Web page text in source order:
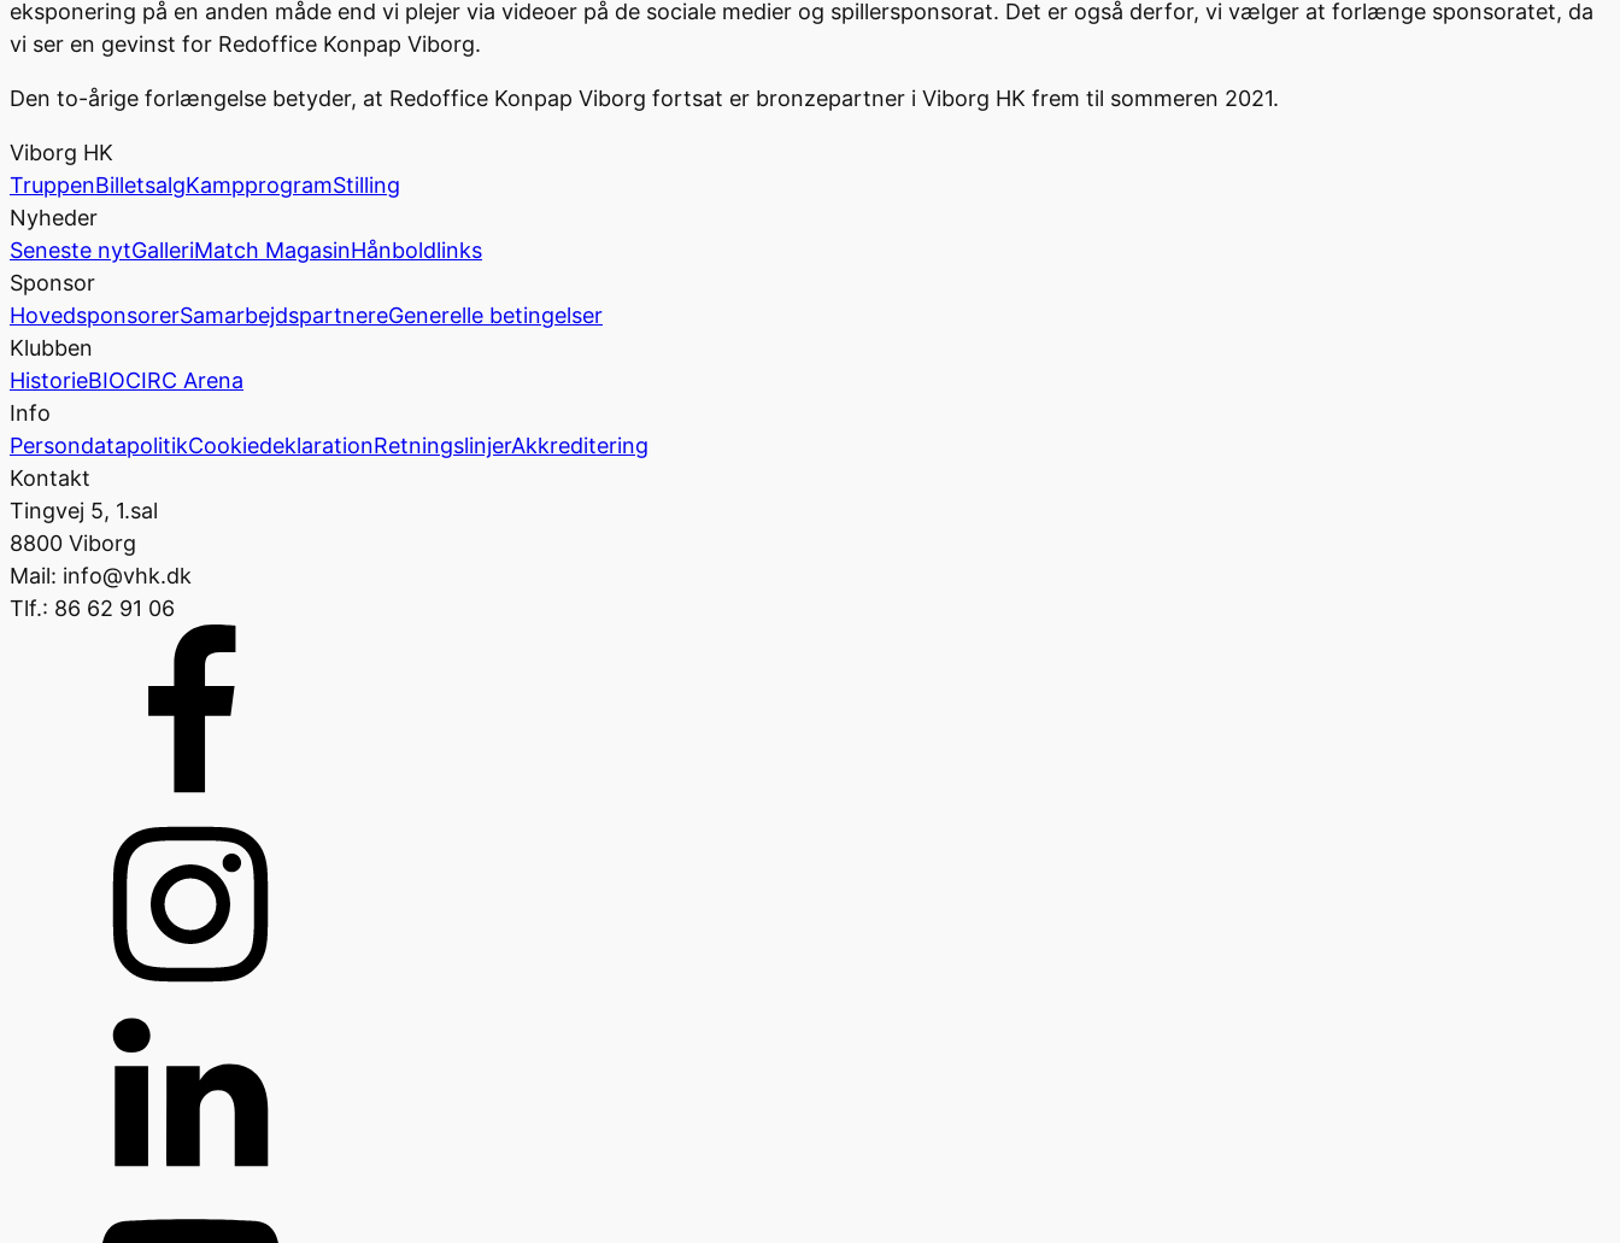
eksponering på en anden måde end vi plejer via videoer på de sociale medier og spillersponsorat. Det er også derfor, vi vælger at forlænge sponsoratet, da
vi ser en gevinst for Redoffice Konpap Viborg.
Den to-årige forlængelse betyder, at Redoffice Konpap Viborg fortsat er bronzepartner i Viborg HK frem til sommeren 2021.
Viborg HK
TruppenBilletsalgKampprogramStilling
Nyheder
Seneste nytGalleriMatch MagasinHånboldlinks
Sponsor
HovedsponsorerSamarbejdspartnereGenerelle betingelser
Klubben
HistorieBIOCIRC Arena
Info
PersondatapolitikCookiedeklarationRetningslinjerAkkreditering
Kontakt
Tingvej 5, 1.sal
8800 Viborg
Mail: info@vhk.dk
Tlf.: 86 62 91 06